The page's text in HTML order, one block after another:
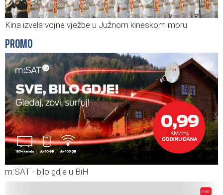
Kina izvela vojne vježbe u Južnom kineskom moru
PROMO
m:SAT - bilo gdje u BiH